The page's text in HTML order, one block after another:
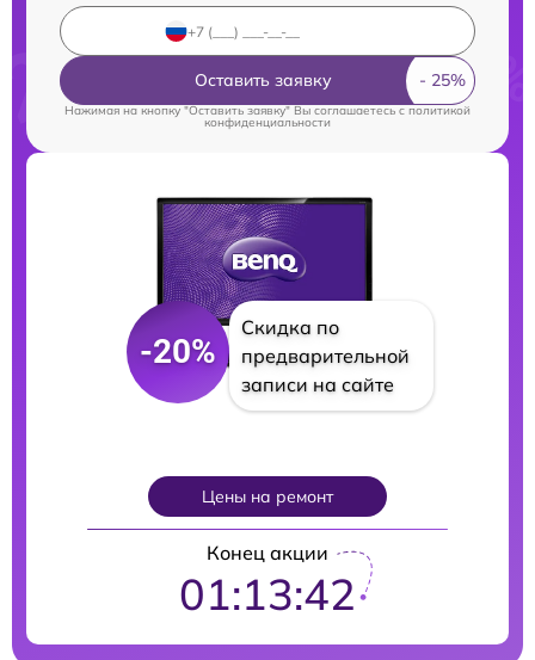
Оставить заявку
Нажимая на кнопку "Оставить заявку" Вы соглашаетесь cполитикой
конфиденциальности
-20%
Скидка по
предварительной
записи на сайте
Цены на ремонт
Конец акции
01:13:41